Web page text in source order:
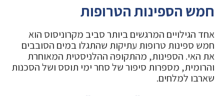
חמש הספינות הטרופות
אחד הגילויים המרגשים ביותר סביב מקרוניסוס הוא
חמש ספינות טרופות עתיקות שהתגלו במים הסובבים
את האי. הספינות, מהתקופה ההלניסטית המאוחרת
והרומית, מספרות סיפור של סחר ימי תוסס ושל הסכנות
שארבו למלחים.